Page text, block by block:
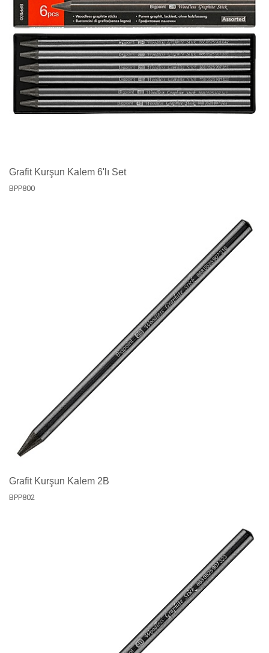
Grafit Kurşun Kalem 6'lı Set
BPP800
Grafit Kurşun Kalem 2B
BPP802